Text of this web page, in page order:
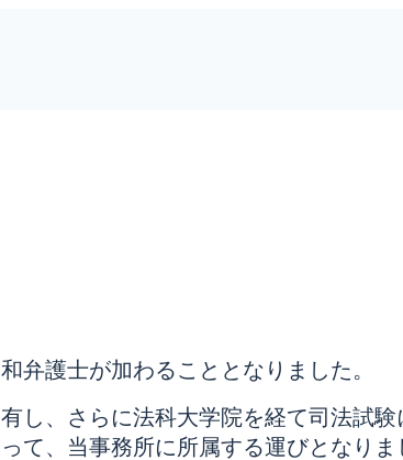
弁護士が加わることとなりました。
し、さらに法科大学院を経て司法試
て、当事務所に所属する運びとなりま